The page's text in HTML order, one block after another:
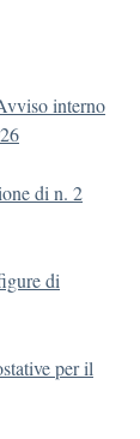
interno
di n. 2
di
per il